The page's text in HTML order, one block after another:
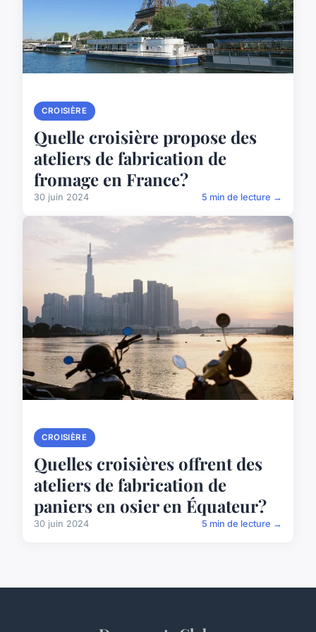
CROISIÈRE
Quelle croisière propose des
ateliers de fabrication de
fromage en France?
30 juin 2024 5 min de lecture →
CROISIÈRE
Quelles croisières offrent des
ateliers de fabrication de
paniers en osier en Équateur?
30 juin 2024 5 min de lecture →